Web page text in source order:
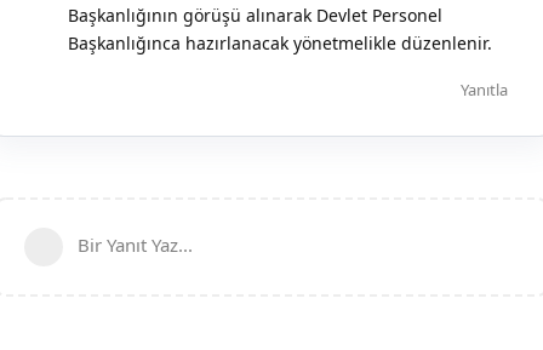
Başkanlığının görüşü alınarak Devlet Personel
Başkanlığınca hazırlanacak yönetmelikle düzenlenir.
Yanıtla
Bir Yanıt Yaz...